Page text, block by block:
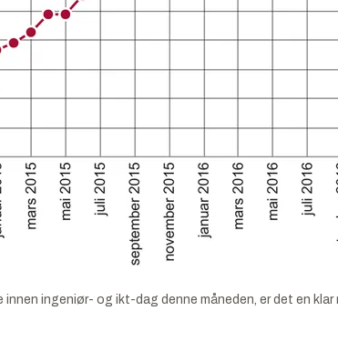
ingeniør- og ikt-dag denne måneden, er det en